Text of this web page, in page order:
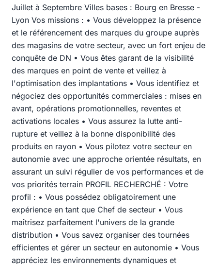
Juillet à Septembre Villes bases : Bourg en Bresse -
Lyon Vos missions : • Vous développez la présence
et le référencement des marques du groupe auprès
des magasins de votre secteur, avec un fort enjeu de
conquête de DN • Vous êtes garant de la visibilité
des marques en point de vente et veillez à
l'optimisation des implantations • Vous identifiez et
négociez des opportunités commerciales : mises en
avant, opérations promotionnelles, reventes et
activations locales • Vous assurez la lutte anti-
rupture et veillez à la bonne disponibilité des
produits en rayon • Vous pilotez votre secteur en
autonomie avec une approche orientée résultats, en
assurant un suivi régulier de vos performances et de
vos priorités terrain PROFIL RECHERCHÉ : Votre
profil : • Vous possédez obligatoirement une
expérience en tant que Chef de secteur • Vous
maîtrisez parfaitement l'univers de la grande
distribution • Vous savez organiser des tournées
efficientes et gérer un secteur en autonomie • Vous
appréciez les environnements dynamiques et